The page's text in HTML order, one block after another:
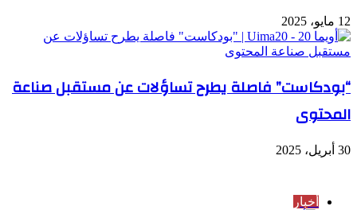
12 مايو، 2025
“بودكاست” فاصلة يطرح تساؤلات عن مستقبل صناعة
المحتوى
30 أبريل، 2025
أخبار